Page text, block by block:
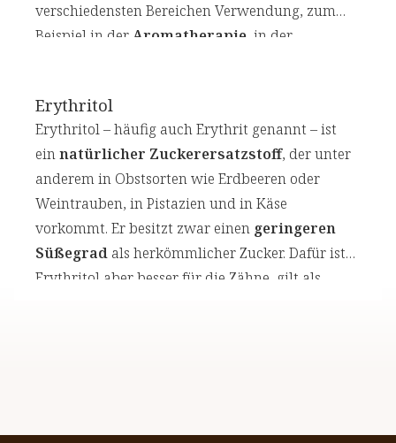
verschiedensten Bereichen Verwendung, zum
Beispiel in der Aromatherapie , in der
und Wasser
Erythritol
Erythritol – häufig auch Erythrit genannt – ist
einnatürlicher Zuckerersatzstoff, der unter
anderem in Obstsorten wie Erdbeeren oder
Weintrauben, in Pistazien und in Käse
vorkommt. Er besitzt zwar einen geringeren
Süßegrad als herkömmlicher Zucker. Dafür ist
Erythritol aber besser für die Zähne, gilt als